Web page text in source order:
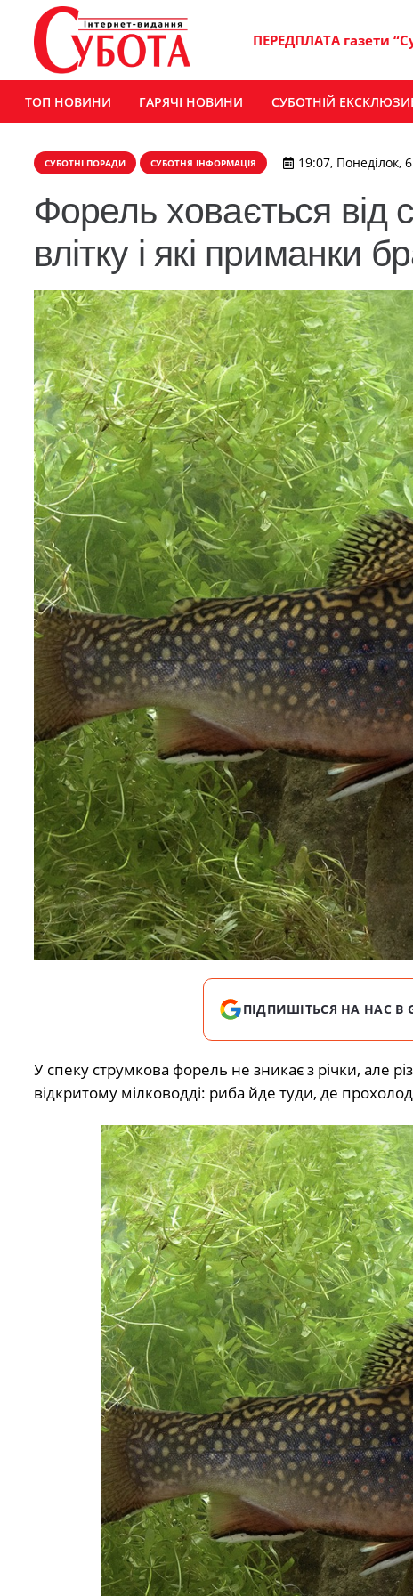
ПЕРЕДПЛАТА газети
ТОП НОВИНИ ГАРЯЧІ НОВИНИ СУБОТНІЙ
СУБОТНІ ПОРАДИ СУБОТНЯ ІНФОРМАЦІЯ 19:07, Понеділок,
Форель ховається від
влітку і які приманки
ПІДПИШІТЬСЯ НА НАС В
У спеку струмкова форель не зникає з річки, але
відкритому мілководді: риба йде туди, де